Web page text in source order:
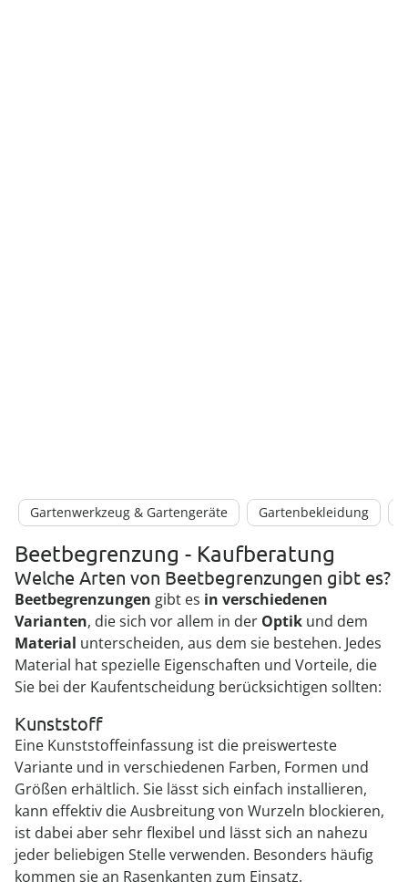
Gartenwerkzeug & Gartengeräte Gartenbekleidung
Beetbegrenzung - Kaufberatung
Welche Arten von Beetbegrenzungen gibt es?
Beetbegrenzungen gibt es in verschiedenen
Varianten, die sich vor allem in der Optik und dem
Material unterscheiden, aus dem sie bestehen. Jedes
Material hat spezielle Eigenschaften und Vorteile, die
Sie bei der Kaufentscheidung berücksichtigen sollten:
Kunststoff
Eine Kunststoffeinfassung ist die preiswerteste
Variante und in verschiedenen Farben, Formen und
Größen erhältlich. Sie lässt sich einfach installieren,
kann effektiv die Ausbreitung von Wurzeln blockieren,
ist dabei aber sehr flexibel und lässt sich an nahezu
jeder beliebigen Stelle verwenden. Besonders häufig
kommen sie an Rasenkanten zum Einsatz.